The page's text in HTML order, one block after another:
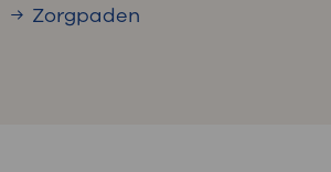
Zorgpaden